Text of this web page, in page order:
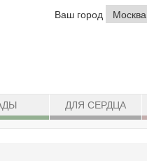
Ваш город Москва
ДЛЯ СЕРДЦА